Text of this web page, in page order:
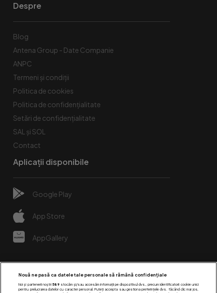
Despre
Blog
Antena Group - Date Companie
ANPC
Termeni și condiții
Politica de cookies
Politica de confidențialitate
Setări de confidențialitate
SAL și SOL
Contact
Aplicații disponibile
Google Play
App Store
AppGallery
Nouă ne pasă ca datele tale personale să rămână confidențiale
Noi și partenerii noștri 589stocăm și/sau accesăm informații pe dispozitivul dvs., precum identificatorii cookie unici
pentru prelucrarea datelor cu caracter personal. Puteți accepta sau gestiona preferințele dvs. făcând clic mai jos,